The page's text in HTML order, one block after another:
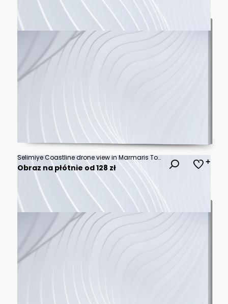
Selimiye Coastline drone view in Marmaris Town of Turkey
Obraz na płótnie od 128 zł